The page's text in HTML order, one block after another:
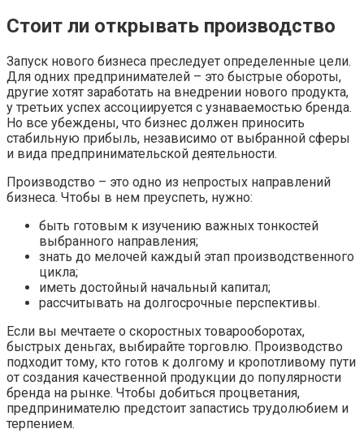
Стоит ли открывать производство
Запуск нового бизнеса преследует определенные цели.
Для одних предпринимателей – это быстрые обороты,
другие хотят заработать на внедрении нового продукта,
у третьих успех ассоциируется с узнаваемостью бренда.
Но все убеждены, что бизнес должен приносить
стабильную прибыль, независимо от выбранной сферы
и вида предпринимательской деятельности.
Производство – это одно из непростых направлений
бизнеса. Чтобы в нем преуспеть, нужно:
быть готовым к изучению важных тонкостей
выбранного направления;
знать до мелочей каждый этап производственного
цикла;
иметь достойный начальный капитал;
рассчитывать на долгосрочные перспективы.
Если вы мечтаете о скоростных товарооборотах,
быстрых деньгах, выбирайте торговлю. Производство
подходит тому, кто готов к долгому и кропотливому пути
от создания качественной продукции до популярности
бренда на рынке. Чтобы добиться процветания,
предпринимателю предстоит запастись трудолюбием и
терпением.